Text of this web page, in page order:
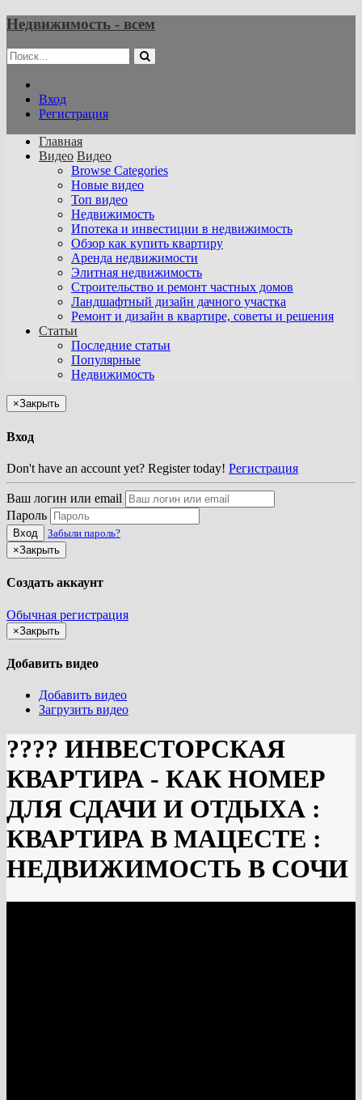
Недвижимость - всем
Вход
Регистрация
Главная
Видео Видео
Browse Categories
Новые видео
Топ видео
Недвижимость
Ипотека и инвестиции в недвижимость
Обзор как купить квартиру
Аренда недвижимости
Элитная недвижимость
Строительство и ремонт частных домов
Ландшафтный дизайн дачного участка
Ремонт и дизайн в квартире, советы и решения
Статьи
Последние статьи
Популярные
Недвижимость
×Закрыть
Вход
Don't have an account yet? Register today! Регистрация
Ваш логин или email
Пароль
Вход
Забыли пароль?
×Закрыть
Создать аккаунт
Обычная регистрация
×Закрыть
Добавить видео
Добавить видео
Загрузить видео
???? ИНВЕСТОРСКАЯ
КВАРТИРА - КАК НОМЕР
ДЛЯ СДАЧИ И ОТДЫХА :
КВАРТИРА В МАЦЕСТЕ :
НЕДВИЖИМОСТЬ В СОЧИ